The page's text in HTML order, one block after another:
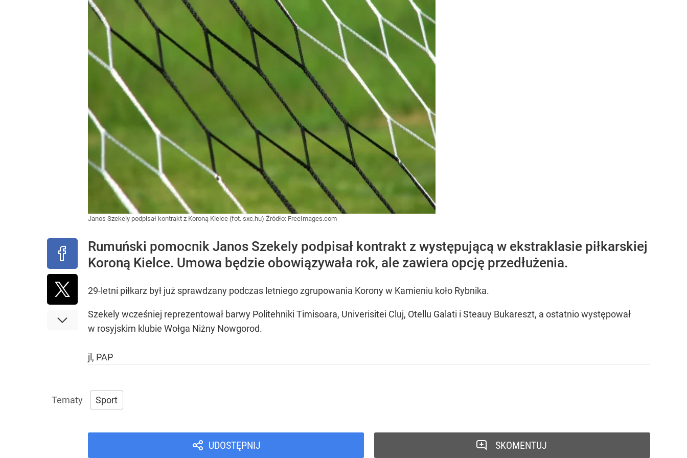
Janos Szekely podpisał kontrakt z Koroną Kielce (fot. sxc.hu) Źródło: FreeImages.com
Rumuński pomocnik Janos Szekely podpisał kontrakt z występującą w ekstraklasie piłkarskiej
Koroną Kielce. Umowa będzie obowiązywała rok, ale zawiera opcję przedłużenia.
29-letni piłkarz był już sprawdzany podczas letniego zgrupowania Korony w Kamieniu koło Rybnika.
Szekely wcześniej reprezentował barwy Politehniki Timisoara, Univerisitei Cluj, Otellu Galati i Steauy Bukareszt, a ostatnio występował
w rosyjskim klubie Wołga Niżny Nowgorod.
jl, PAP
Sport
UDOSTĘPNIJ SKOMENTUJ